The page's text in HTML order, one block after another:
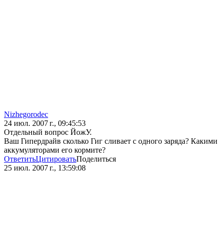
Nizhegorodec
24 июл. 2007 г., 09:45:53
Отдельный вопрос ЙожУ.
Ваш Гипердрайв сколько Гиг сливает с одного заряда? Какими
аккумуляторами его кормите?
ОтветитьЦитироватьПоделиться
25 июл. 2007 г., 13:59:08